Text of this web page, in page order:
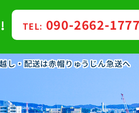
し・配送は赤帽りゅうじん急送へ
TEL: 090-2662-1777